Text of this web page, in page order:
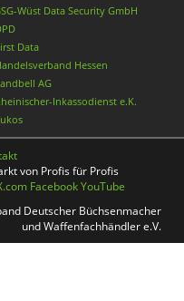
Wüst Data Security GmbH
Data
Hessen
AG
Inkassodienst e.K.
von Profis für Profis
FacebookYouTube
Deutscher Büchsenmacher
und Waffenfachhändler e.V.